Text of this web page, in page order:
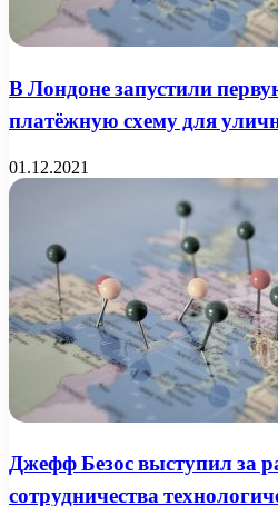
В Лондоне запустили
платёжную схему для
01.12.2021
Джефф Безос выступил за
сотрудничества